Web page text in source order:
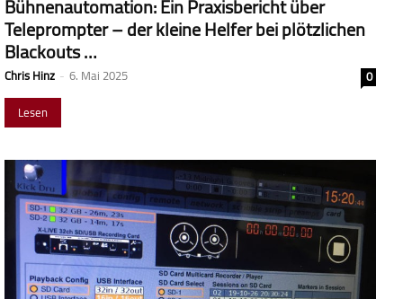
Bühnenautomation: Ein Praxisbericht über
Teleprompter – der kleine Helfer bei plötzlichen
Blackouts …
Chris Hinz - 6. Mai 2025
0
Lesen